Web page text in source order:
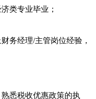
类专业毕业；
务经理/主管岗位经验，
悉税收优惠政策的执